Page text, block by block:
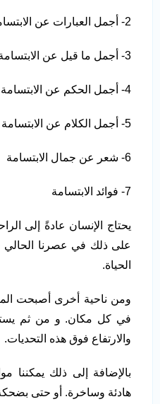
2- أجمل العبارات عن الابتسامة
3- أجمل ما قيل عن الابتسامة
4- أجمل الحكم عن الابتسامة
5- أجمل الكلام عن الابتسامة
6- شعر عن جمال الابتسامة
7- فوائد الابتسامة
يحتاج الإنسان عادةً إلى
على ذلك في عصرنا
الحياة.
ومن ناحية أخرى أصبحت
في كل مكان. و من ثم
والارتفاع فوق هذه التحديات.
بالإضافة إلى ذلك يمكننا
هادئة وساخرة. أو حتى